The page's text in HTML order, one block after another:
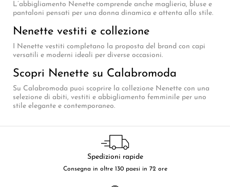
L’abbigliamento Nenette comprende anche maglieria, bluse e
pantaloni pensati per una donna dinamica e attenta allo stile.
Nenette vestiti e collezione
I Nenette vestiti completano la proposta del brand con capi
versatili e moderni ideali per diverse occasioni.
Scopri Nenette su Calabromoda
Su Calabromoda puoi scoprire la collezione Nenette con una
selezione di abiti, vestiti e abbigliamento femminile per uno
stile elegante e contemporaneo.
Spedizioni rapide
Consegna in oltre 130 paesi in 72 ore